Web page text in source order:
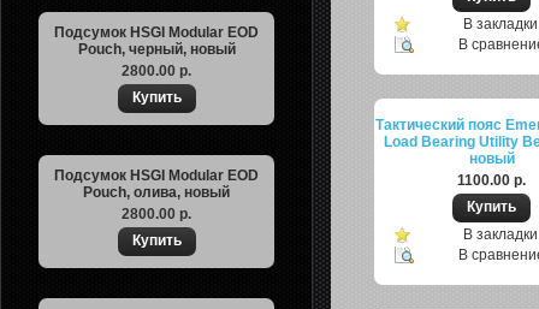
Подсумок HSGI Modular EOD
Pouch, черный, новый
2800.00 р.
Подсумок HSGI Modular EOD
Pouch, олива, новый
2800.00 р.
В закладки
В
Тактический пояс
Load Bearing Utility
новый
1100.00 р.
В закладки
В